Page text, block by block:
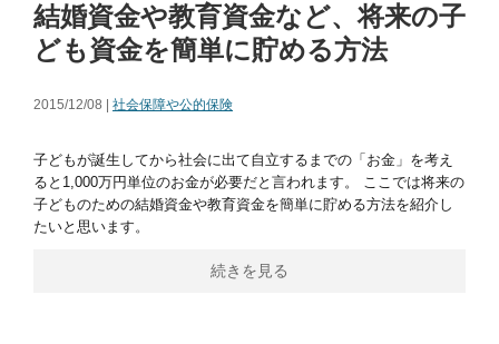
結婚資金や教育資金など、将来の子
ども資金を簡単に貯める方法
2015/12/08 | 社会保障や公的保険
子どもが誕生してから社会に出て自立するまでの「お金」を考え
ると1,000万円単位のお金が必要だと言われます。 ここでは将来の
子どものための結婚資金や教育資金を簡単に貯める方法を紹介し
たいと思います。
続きを見る